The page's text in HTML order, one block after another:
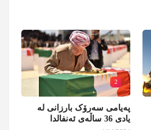
2
پەیامی سەرۆک بارزانی لە
یادی 36 ساڵەی ئەنفالدا